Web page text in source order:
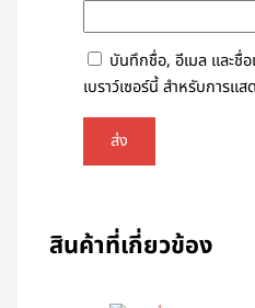
บันทึกชื่อ, อีเมล และชื่
เบราว์เซอร์นี้ สำหรับการแ
สินค้าที่เกี่ยวข้อง